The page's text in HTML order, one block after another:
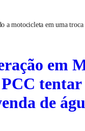
a motocicleta em uma
em
tentar
de